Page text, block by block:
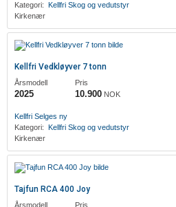
Kategori: Kellfri Skog og vedutstyr
Kirkenær
Kellfri Vedkløyver 7 tonn
Årsmodell
2025
Pris
10.900 NOK
Kellfri Selges ny
Kategori: Kellfri Skog og vedutstyr
Kirkenær
Tajfun RCA 400 Joy
Årsmodell
Pris